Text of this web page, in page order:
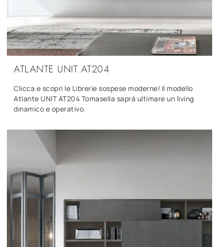
ATLANTE UNIT AT204
Clicca e scopri le Librerie sospese moderne! Il modello
Atlante UNIT AT204 Tomasella saprà ultimare un living
dinamico e operativo.